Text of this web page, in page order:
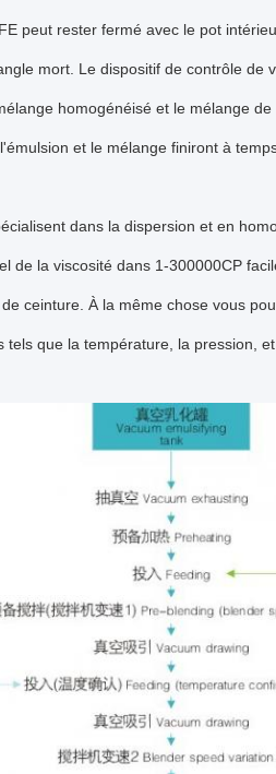
peut rester fermé avec le pot
mort. Le dispositif de contrôle
homogénéisé et le mélange
et le mélange finiront à
dans la dispersion et en
de la viscosité dans 1-300000CP
ceinture. À la même chose vous
tels que la température, la pression, et